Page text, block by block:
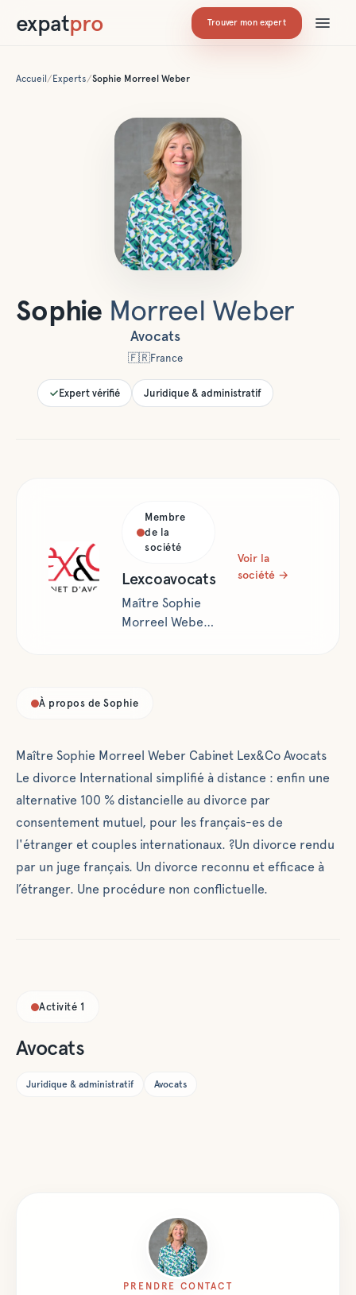
expatpro Trouver mon expert
Accueil / Experts/Sophie Morreel Weber
Sophie Morreel Weber
Avocats
🇫🇷France
Expert vérifié Juridique & administratif
Membre
de la
société
Lexcoavocats
Maître Sophie
Morreel Weber
International
une alternative
100 %
distancielle au
consentement
mutuel, pour les
français-es de
l'étranger et
procédure non
Voir la
société →
À propos deSophie
Maître Sophie Morreel Weber Cabinet Lex&Co Avocats
Le divorce International simplifié à distance : enfin une
alternative 100 % distancielle au divorce par
consentement mutuel, pour les français-es de
l'étranger et couples internationaux. ?Un divorce rendu
par un juge français. Un divorce reconnu et efficace à
l’étranger. Une procédure non conflictuelle.
Activité 1
Avocats
Juridique & administratif Avocats
PRENDRE CONTACT